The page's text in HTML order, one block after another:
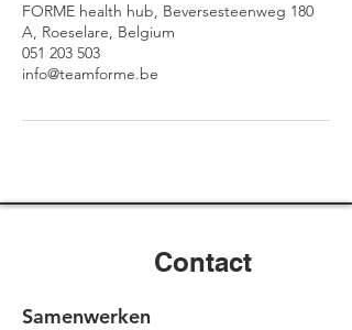
FORME health hub, Beversesteenweg 180
A, Roeselare, Belgium
051 203 503
info@teamforme.be
Contact
Samenwerken